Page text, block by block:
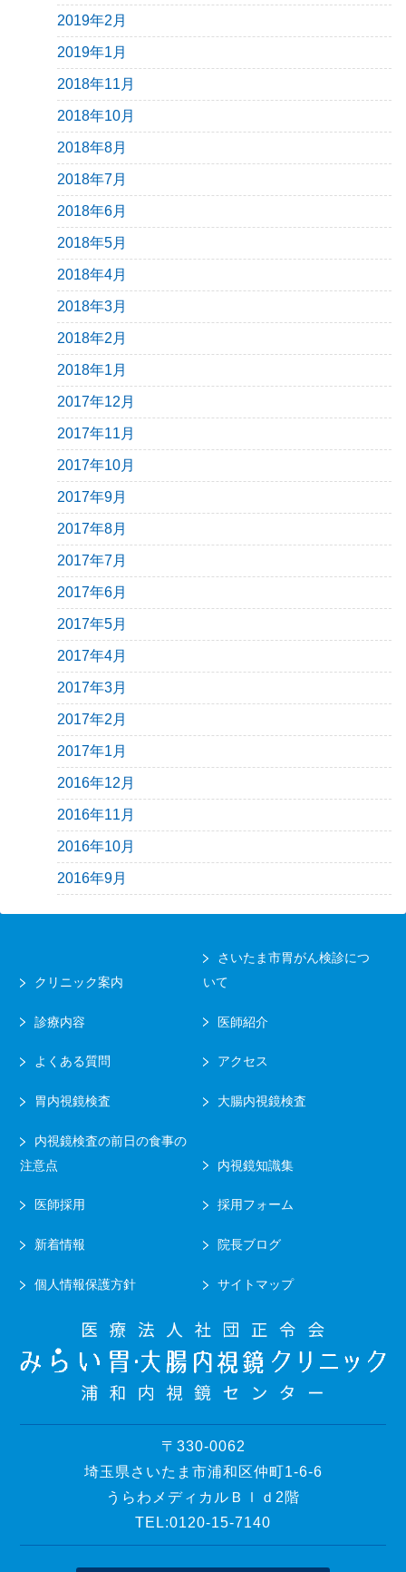
2019年2月
2019年1月
2018年11月
2018年10月
2018年8月
2018年7月
2018年6月
2018年5月
2018年4月
2018年3月
2018年2月
2018年1月
2017年12月
2017年11月
2017年10月
2017年9月
2017年8月
2017年7月
2017年6月
2017年5月
2017年4月
2017年3月
2017年2月
2017年1月
2016年12月
2016年11月
2016年10月
2016年9月
クリニック案内
さいたま市胃がん検診につ
いて
診療内容 医師紹介
よくある質問 アクセス
胃内視鏡検査 大腸内視鏡検査
内視鏡検査の前日の食事の
注意点
内視鏡知識集
医師採用 採用フォーム
新着情報 院長ブログ
個人情報保護方針 サイトマップ
〒330-0062
埼玉県さいたま市浦和区仲町1-6-6
うらわメディカルＢｌｄ2階
TEL:0120-15-7140